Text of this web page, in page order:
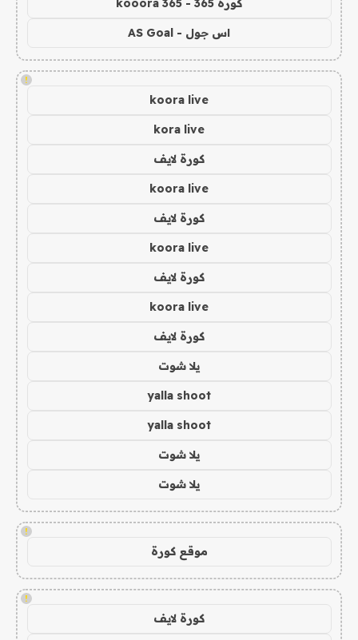
كورة 365 - kooora 365
اس جول - AS Goal
!
koora live
kora live
كورة لايف
koora live
كورة لايف
koora live
كورة لايف
koora live
كورة لايف
يلا شوت
yalla shoot
yalla shoot
يلا شوت
يلا شوت
!
موقع كورة
!
كورة لايف